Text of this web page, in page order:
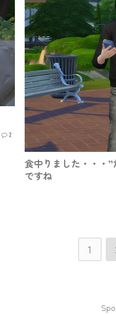
2
食中りました・・・
ですね
1